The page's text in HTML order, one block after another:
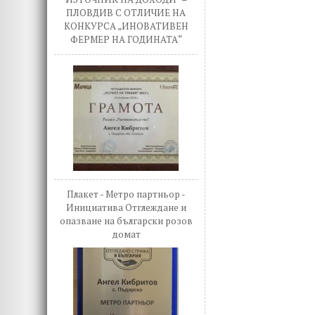
ПЛОВДИВ С ОТЛИЧИЕ НА
КОНКУРСА „ИНОВАТИВЕН
ФЕРМЕР НА ГОДИНАТА“
Плакет - Метро партньор -
Инициатива Отглеждане и
опазване на български розов
домат